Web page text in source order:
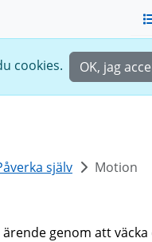
cookies. OK, jag
själv Motion
genom att